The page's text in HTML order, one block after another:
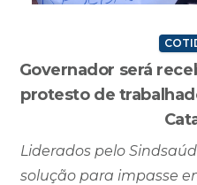
Governador será
protesto de
Liderados pelo
solução para impasse